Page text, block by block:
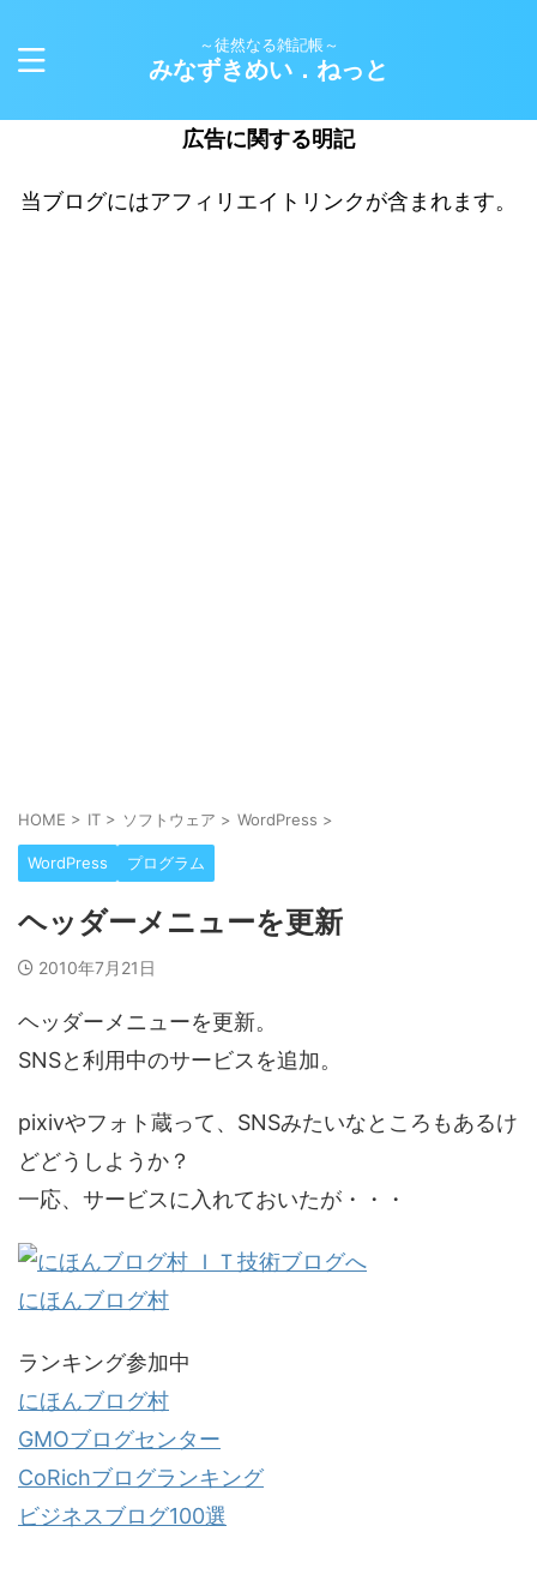
～徒然なる雑記帳～
みなずきめい．ねっと
広告に関する明記
当ブログにはアフィリエイトリンクが含まれます。
HOME > IT > ソフトウェア > WordPress >
WordPress プログラム
ヘッダーメニューを更新
2010年7月21日
ヘッダーメニューを更新。
SNSと利用中のサービスを追加。
pixivやフォト蔵って、SNSみたいなところもあるけ
どどうしようか？
一応、サービスに入れておいたが・・・
にほんブログ村
ランキング参加中
にほんブログ村
GMOブログセンター
CoRichブログランキング
ビジネスブログ100選